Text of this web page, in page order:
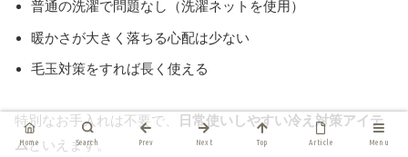
普通の洗濯で問題なし（洗濯ネットを使用）
暖かさが大きく落ちる心配は少ない
毛玉対策をすれば長く使える
特別なお手入れは不要で、
日常使いしやすい冷え対策アイテ
ムといえます。
Home Search Prev Next Top Article Menu